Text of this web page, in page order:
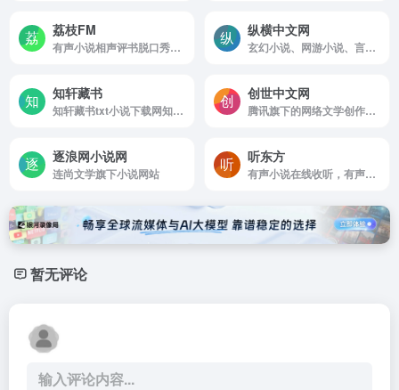
荔枝FM
有声小说相声评书脱口秀广播剧听书直播FM
纵横中文网
玄幻小说、网游小说、言情小说、穿越小说、都市小说
知轩藏书
知轩藏书txt小说下载网知轩藏书精校版txt下载
创世中文网
腾讯旗下的网络文学创作与阅读平台
逐浪网小说网
连尚文学旗下小说网站
听东方
有声小说在线收听，有声读物mp3，儿童睡前故事
暂无评论